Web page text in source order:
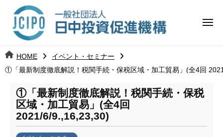
ツ
へ
日
中
投
資
j
メ
HOME
イベント・セミナー
①「最新制度徹底解説！税関手続・保税区域・加工貿易」(全4回
①「最新制度徹底解説！税関手続・保税
区域・加工貿易」(全4回
2021/6/9.,16,23,30)
日
中
資
進
機
構